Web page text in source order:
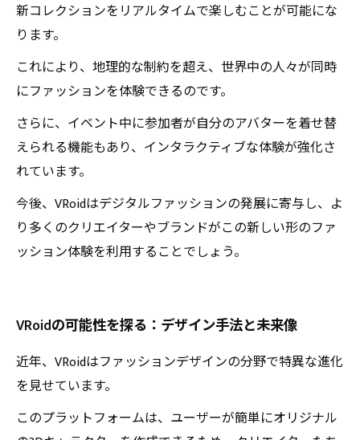
新コレクションをリアルタイムで楽しむことが可能にな
ります。
これにより、地理的な制約を超え、世界中の人々が同時
にファッションを体験できるのです。
さらに、イベント中に参加者が自分のアバターを着せ替
えられる機能もあり、インタラクティブな体験が強化さ
れています。
今後、VRoidはデジタルファッションの発展に寄与し、よ
り多くのクリエイターやブランドがこの新しい形のファ
ッション体験を利用することでしょう。
VRoidの可能性を探る：デザイン手法と未来像
近年、VRoidはファッションデザインの分野で特異な進化
を見せています。
このプラットフォームは、ユーザーが簡単にオリジナル